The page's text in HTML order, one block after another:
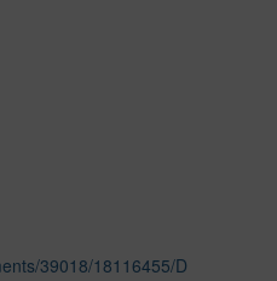
39018/18116455/D